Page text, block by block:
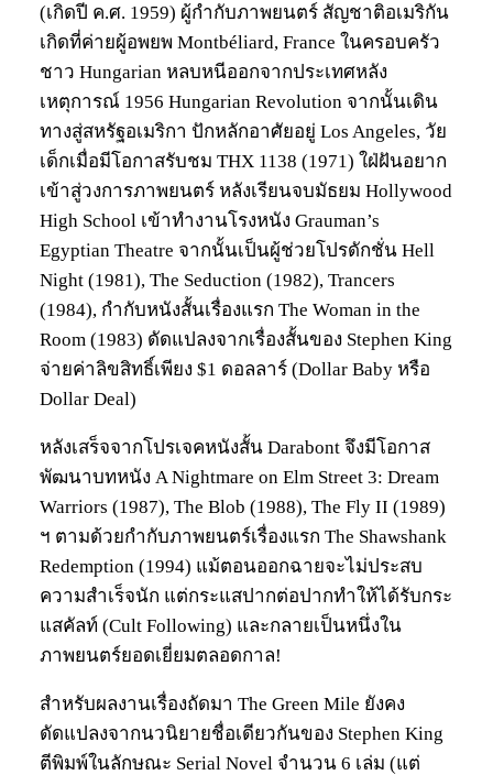
(เกิดปี ค.ศ. 1959) ผู้กำกับภาพยนตร์ สัญชาติอเมริกัน
เกิดที่ค่ายผู้อพยพ Montbéliard, France ในครอบครัว
ชาว Hungarian หลบหนีออกจากประเทศหลัง
เหตุการณ์ 1956 Hungarian Revolution จากนั้นเดิน
ทางสู่สหรัฐอเมริกา ปักหลักอาศัยอยู่ Los Angeles, วัย
เด็กเมื่อมีโอกาสรับชม THX 1138 (1971) ใฝ่ฝันอยาก
เข้าสู่วงการภาพยนตร์ หลังเรียนจบมัธยม Hollywood
High School เข้าทำงานโรงหนัง Grauman’s
Egyptian Theatre จากนั้นเป็นผู้ช่วยโปรดักชั่น Hell
Night (1981), The Seduction (1982), Trancers
(1984), กำกับหนังสั้นเรื่องแรก The Woman in the
Room (1983) ดัดแปลงจากเรื่องสั้นของ Stephen King
จ่ายค่าลิขสิทธิ์เพียง $1 ดอลลาร์ (Dollar Baby หรือ
Dollar Deal)
หลังเสร็จจากโปรเจคหนังสั้น Darabont จึงมีโอกาส
พัฒนาบทหนัง A Nightmare on Elm Street 3: Dream
Warriors (1987), The Blob (1988), The Fly II (1989)
ฯ ตามด้วยกำกับภาพยนตร์เรื่องแรก The Shawshank
Redemption (1994) แม้ตอนออกฉายจะไม่ประสบ
ความสำเร็จนัก แต่กระแสปากต่อปากทำให้ได้รับกระ
แสคัลท์ (Cult Following) และกลายเป็นหนึ่งใน
ภาพยนตร์ยอดเยี่ยมตลอดกาล!
สำหรับผลงานเรื่องถัดมา The Green Mile ยังคง
ดัดแปลงจากนวนิยายชื่อเดียวกันของ Stephen King
ตีพิมพ์ในลักษณะ Serial Novel จำนวน 6 เล่ม (แต่